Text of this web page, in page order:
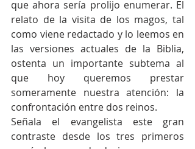
que ahora sería prolijo enumerar. El
relato de la visita de los magos, tal
como viene redactado y lo leemos en
las versiones actuales de la Biblia,
ostenta un importante subtema al
que hoy queremos prestar
someramente nuestra atención: la
confrontación entre dos reinos.
Señala el evangelista este gran
contraste desde los tres primeros